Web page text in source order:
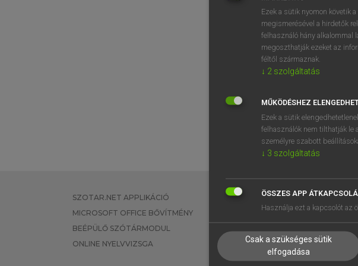
BELÉPÉS
SZOTAR.NET APPLIKÁCIÓ
MICROSOFT OFFICE BŐVÍTMÉNY
BEÉPÜLŐ SZÓTÁRMODUL
ONLINE NYELVVIZSGA
EGYÉNI FELHASZNÁLÓKNAK
TANULÓKNAK
VÁLLALATI MEGOLDÁSOK
Ezek a sütik nyomon követik
megismerésével a hirdetők
felhasználó hány alkalommal
megoszthatják ezeket az
féltől származnak.
↓ 2 szolgáltatás
MŰKÖDÉSHEZ
Ezek a sütik
felhasználók nem tilthatják le
személyre szabott
↓ 3 szolgáltatás
ÖSSZES APP
Használja ezt a kapcsolót az
Csak a szükséges sütik
elfogadása